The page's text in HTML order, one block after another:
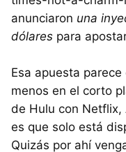
anunciaron una
dólares para
Esa apuesta
menos en el corto
de Hulu con Netflix,
es que solo está
Quizás por ahí